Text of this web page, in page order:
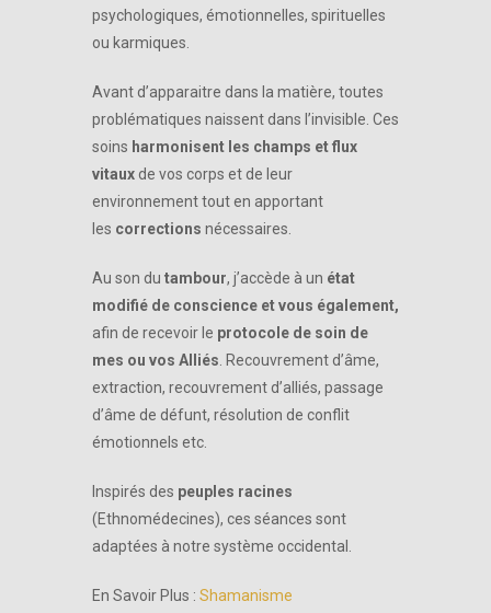
psychologiques, émotionnelles, spirituelles
ou karmiques.
Avant d’apparaitre dans la matière, toutes
problématiques naissent dans l’invisible. Ces
soins harmonisent les champs et flux
vitaux de vos corps et de leur
environnement tout en apportant
les corrections nécessaires.
Au son du tambour, j’accède à un état
modifié de conscience et vous également,
afin de recevoir le protocole de soin de
mes ou vos Alliés . Recouvrement d’âme,
extraction, recouvrement d’alliés, passage
d’âme de défunt, résolution de conflit
émotionnels etc.
Inspirés des peuples racines
(Ethnomédecines), ces séances sont
adaptées à notre système occidental.
En Savoir Plus : Shamanisme